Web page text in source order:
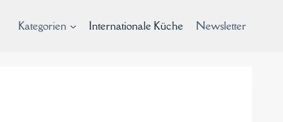
Kategorien Internationale Küche Newsletter